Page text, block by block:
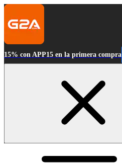
15% con APP15 en la primera compra